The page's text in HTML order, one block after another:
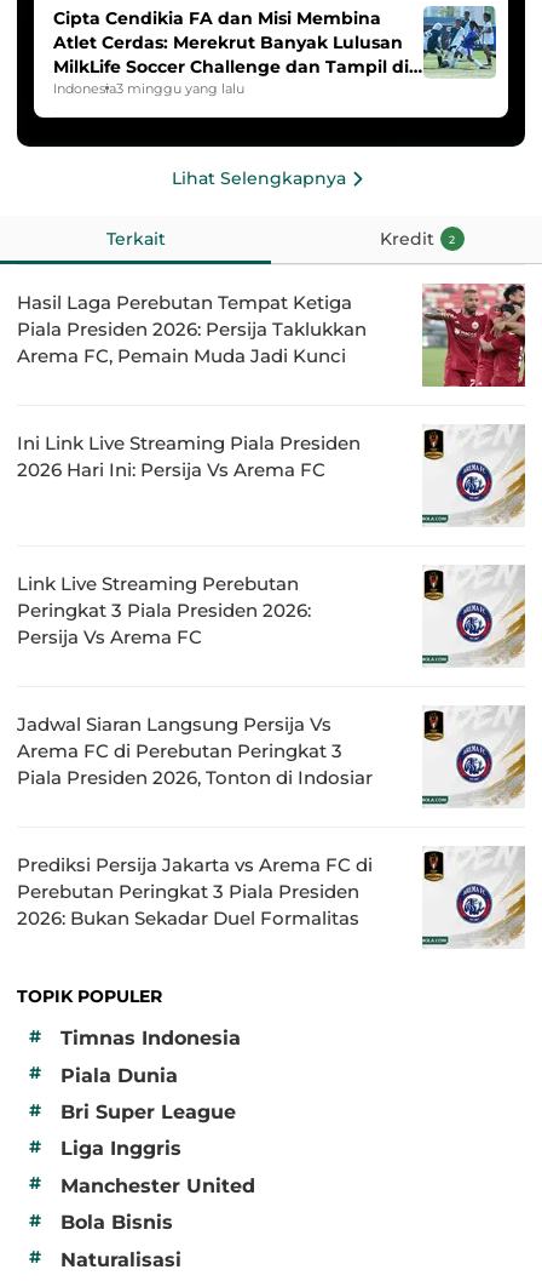
Cipta Cendikia FA dan Misi Membina
Atlet Cerdas: Merekrut Banyak Lulusan
MilkLife Soccer Challenge dan Tampil di
HYDROPLUS Soccer League
Indonesia3 minggu yang lalu
Lihat Selengkapnya
Terkait Kredit 2
Hasil Laga Perebutan Tempat Ketiga
Piala Presiden 2026: Persija Taklukkan
Arema FC, Pemain Muda Jadi Kunci
Ini Link Live Streaming Piala Presiden
2026 Hari Ini: Persija Vs Arema FC
Link Live Streaming Perebutan
Peringkat 3 Piala Presiden 2026:
Persija Vs Arema FC
Jadwal Siaran Langsung Persija Vs
Arema FC di Perebutan Peringkat 3
Piala Presiden 2026, Tonton di Indosiar
Prediksi Persija Jakarta vs Arema FC di
Perebutan Peringkat 3 Piala Presiden
2026: Bukan Sekadar Duel Formalitas
TOPIK POPULER
#
Timnas Indonesia
# Piala Dunia
# Bri Super League
# Liga Inggris
# Manchester United
# Bola Bisnis
# Naturalisasi